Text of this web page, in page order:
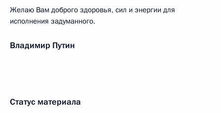
Желаю Вам доброго здоровья, сил и энергии для
исполнения задуманного.
Владимир Путин
Статус материала